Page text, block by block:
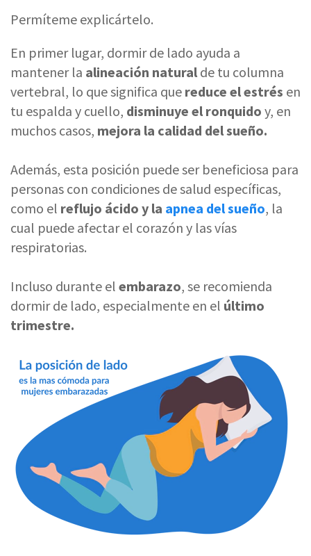
Permíteme explicártelo.
En primer lugar, dormir de lado ayuda a
mantener la alineación natural de tu columna
vertebral, lo que significa que reduce el estrés en
tu espalda y cuello, disminuye el ronquido y, en
muchos casos, mejora la calidad del sueño.
Además, esta posición puede ser beneficiosa para
personas con condiciones de salud específicas,
como el reflujo ácido y la apnea del sueño, la
cual puede afectar el corazón y las vías
respiratorias.
Incluso durante el embarazo, se recomienda
dormir de lado, especialmente en el último
trimestre.